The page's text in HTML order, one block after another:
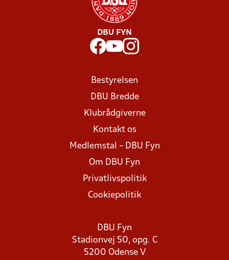
DBU FYN
Bestyrelsen
DBU Bredde
Klubrådgiverne
Kontakt os
Medlemstal - DBU Fyn
Om DBU Fyn
Privatlivspolitik
Cookiepolitik
DBU Fyn
Stadionvej 50, opg. C
5200 Odense V